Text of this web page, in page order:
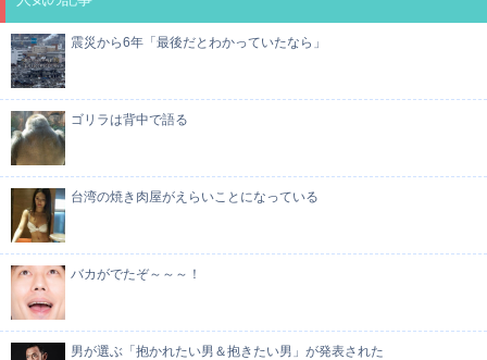
震災から6年「最後だとわかっていたなら」
ゴリラは背中で語る
台湾の焼き肉屋がえらいことになっている
バカがでたぞ～～～！
男が選ぶ「抱かれたい男＆抱きたい男」が発表された